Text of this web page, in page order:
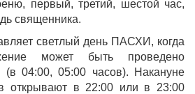
первый, третий, шестой час,
священника.
светлый день ПАСХИ, когда
может быть проведено
(в 04:00, 05:00 часов). Накануне
открывают в 22:00 или в 23:00